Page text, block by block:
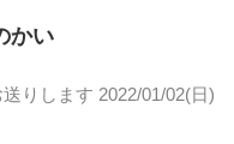
かい
りします 2022/01/02(日)